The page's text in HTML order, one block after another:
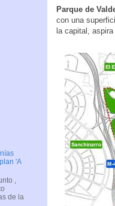
Parque de
con una
la capital,
'A
,
de la